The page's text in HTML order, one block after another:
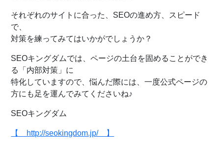
それぞれのサイトに合った、SEOの進め方、スピード
で、
対策を練ってみてはいかがでしょうか？
SEOキングダムでは、ページの土台を固めることができ
る「内部対策」に
特化していますので、悩んだ際には、一度公式ページの
方にも足を運んでみてくださいね♪
SEOキングダム
【 http://seokingdom.jp/ 】